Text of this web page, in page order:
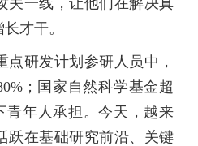
关一线，让他们在解决真
才干。
研发计划参研人员中，
；国家自然科学基金超
青年人承担。今天，越来
跃在基础研究前沿、关键